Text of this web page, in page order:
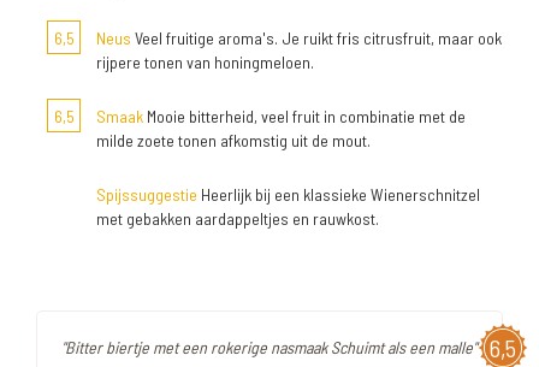
6,5 Neus Veel fruitige aroma's. Je ruikt fris citrusfruit, maar ook
rijpere tonen van honingmeloen.
6,5 Smaak Mooie bitterheid, veel fruit in combinatie met de
milde zoete tonen afkomstig uit de mout.
Spijssuggestie Heerlijk bij een klassieke Wienerschnitzel
met gebakken aardappeltjes en rauwkost.
6,5
"Bitter biertje met een rokerige nasmaak Schuimt als een malle"